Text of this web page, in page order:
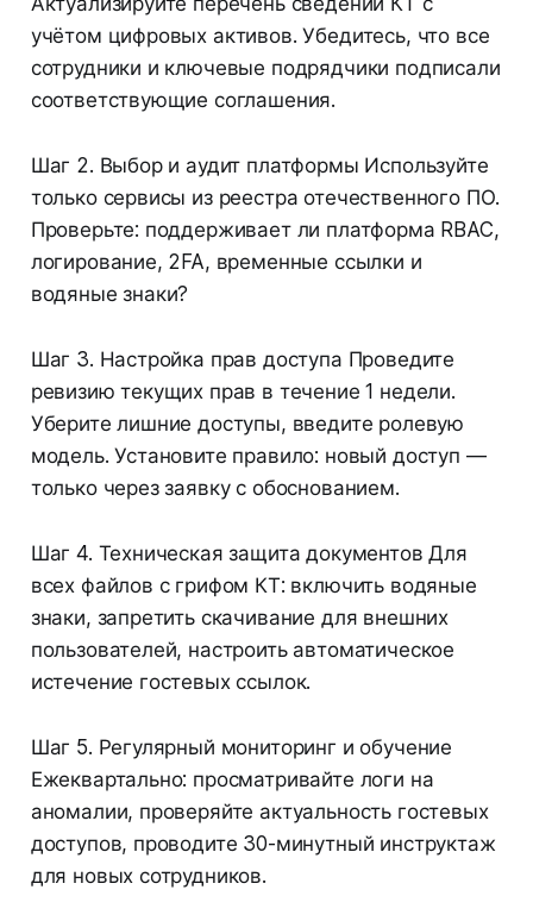
учётом цифровых активов. Убедитесь, что все
сотрудники и ключевые подрядчики подписали
соответствующие соглашения.
Шаг 2. Выбор и аудит платформы Используйте
только сервисы из реестра отечественного ПО.
Проверьте: поддерживает ли платформа RBAC,
логирование, 2FA, временные ссылки и
водяные знаки?
Шаг 3. Настройка прав доступа Проведите
ревизию текущих прав в течение 1 недели.
Уберите лишние доступы, введите ролевую
модель. Установите правило: новый доступ —
только через заявку с обоснованием.
Шаг 4. Техническая защита документов Для
всех файлов с грифом КТ: включить водяные
знаки, запретить скачивание для внешних
пользователей, настроить автоматическое
истечение гостевых ссылок.
Шаг 5. Регулярный мониторинг и обучение
Ежеквартально: просматривайте логи на
аномалии, проверяйте актуальность гостевых
доступов, проводите 30-минутный инструктаж
для новых сотрудников.